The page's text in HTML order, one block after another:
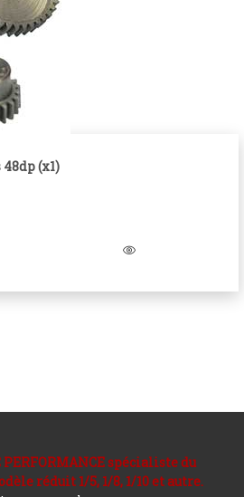
(x1)
PERFORMANCE spécialiste du
réduit 1/5, 1/8, 1/10 et autre.